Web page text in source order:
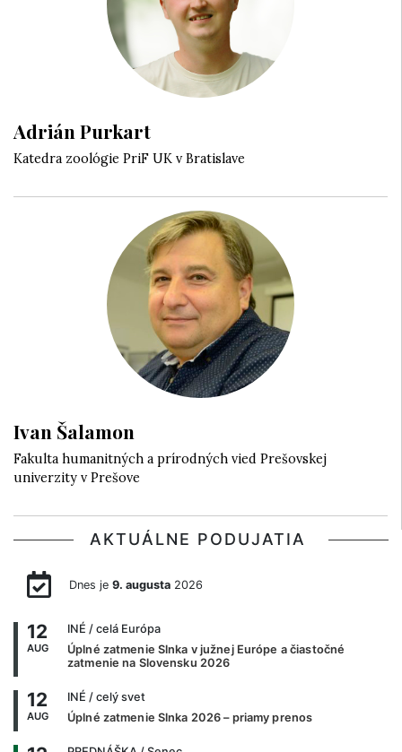
Adrián Purkart
Katedra zoológie PriF UK v Bratislave
Ivan Šalamon
Fakulta humanitných a prírodných vied Prešovskej
univerzity v Prešove
AKTUÁLNE PODUJATIA
Dnes je 9. augusta2026
12
AUG
INÉ / celá Európa
Úplné zatmenie Slnka v južnej Európe a čiastočné
zatmenie na Slovensku 2026
12
AUG
INÉ / celý svet
Úplné zatmenie Slnka 2026 – priamy prenos